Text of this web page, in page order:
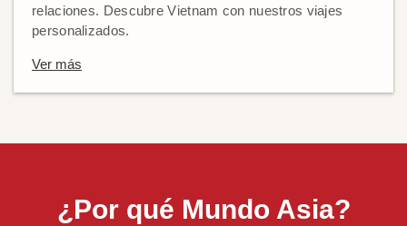
relaciones. Descubre Vietnam con nuestros viajes
personalizados.
Ver más
¿Por qué Mundo Asia?